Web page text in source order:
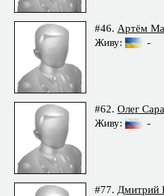
#46. Артём
Живу:
-
#62. Олег
Живу:
-
#77. Дмитрий